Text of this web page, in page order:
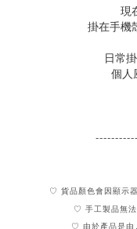
現
掛在手機
日常
個人
♡ 貨品顏色會因顯示
♡ 手工製品無法
♡ 由於產品是由